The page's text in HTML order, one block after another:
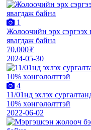
1
Жолоочийн эрх сэргээх
явагдаж байна
70,000₮
2024-05-30
4
11/01нд эхлэх
10% хөнгөлөлттэй
2022-06-02